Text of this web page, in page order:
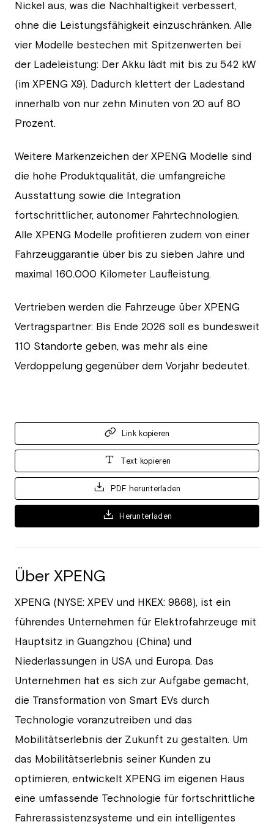
Nickel aus, was die Nachhaltigkeit verbessert,
ohne die Leistungsfähigkeit einzuschränken. Alle
vier Modelle bestechen mit Spitzenwerten bei
der Ladeleistung: Der Akku lädt mit bis zu 542 kW
(im XPENG X9). Dadurch klettert der Ladestand
innerhalb von nur zehn Minuten von 20 auf 80
Prozent.
Weitere Markenzeichen der XPENG Modelle sind
die hohe Produktqualität, die umfangreiche
Ausstattung sowie die Integration
fortschrittlicher, autonomer Fahrtechnologien.
Alle XPENG Modelle profitieren zudem von einer
Fahrzeuggarantie über bis zu sieben Jahre und
maximal 160.000 Kilometer Laufleistung.
Vertrieben werden die Fahrzeuge über XPENG
Vertragspartner: Bis Ende 2026 soll es bundesweit
110 Standorte geben, was mehr als eine
Verdoppelung gegenüber dem Vorjahr bedeutet.
Link kopieren
Text kopieren
PDF herunterladen
Herunterladen
Über XPENG
XPENG (NYSE: XPEV und HKEX: 9868), ist ein
führendes Unternehmen für Elektrofahrzeuge mit
Hauptsitz in Guangzhou (China) und
Niederlassungen in USA und Europa. Das
Unternehmen hat es sich zur Aufgabe gemacht,
die Transformation von Smart EVs durch
Technologie voranzutreiben und das
Mobilitätserlebnis der Zukunft zu gestalten. Um
das Mobilitätserlebnis seiner Kunden zu
optimieren, entwickelt XPENG im eigenen Haus
eine umfassende Technologie für fortschrittliche
Fahrerassistenzsysteme und ein intelligentes